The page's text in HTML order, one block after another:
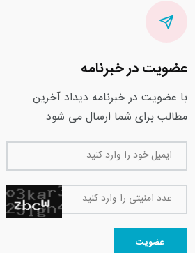
عضویت در خبرنامه
با عضویت در خبرنامه دیداد آخرین
مطالب برای شما ارسال می شود
ایمیل خود را وارد کنید
عدد امنیتی را وارد کنید
عضویت